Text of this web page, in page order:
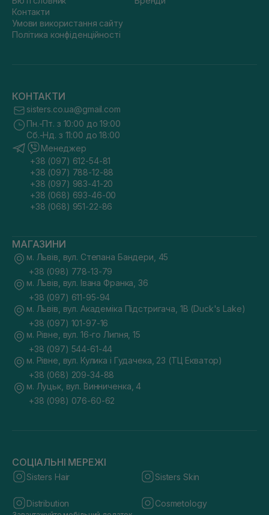
Контакти
Умови використання сайту
Політика конфіденційності
КОНТАКТИ
sisters.co.ua@gmail.com
Пн.-Пт. з 10:00 до 19:00
Сб.-Нд. з 11:00 до 18:00
Менеджер
+38 (097) 612-54-81
+38 (097) 788-12-88
+38 (097) 983-41-20
+38 (068) 693-46-00
+38 (068) 951-22-86
МАГАЗИНИ
м. Львів, вул. Степана Бандери, 45
+38 (098) 778-13-79
м. Львів, вул. Івана Франка, 36
+38 (097) 611-95-94
м. Львів, вул. Академіка Підстригача, 1В (Duck's Lake)
+38 (097) 101-97-16
м. Рівне, вул. 16-го Липня, 15
+38 (097) 544-61-44
м. Рівне, вул. Кулика і Гудачека, 23 (ТЦ Екватор)
+38 (068) 209-34-88
м. Луцьк, вул. Винниченка, 4
+38 (098) 076-60-62
СОЦІАЛЬНІ МЕРЕЖІ
Sisters Hair Sisters Skin
Distribution Cosmetology